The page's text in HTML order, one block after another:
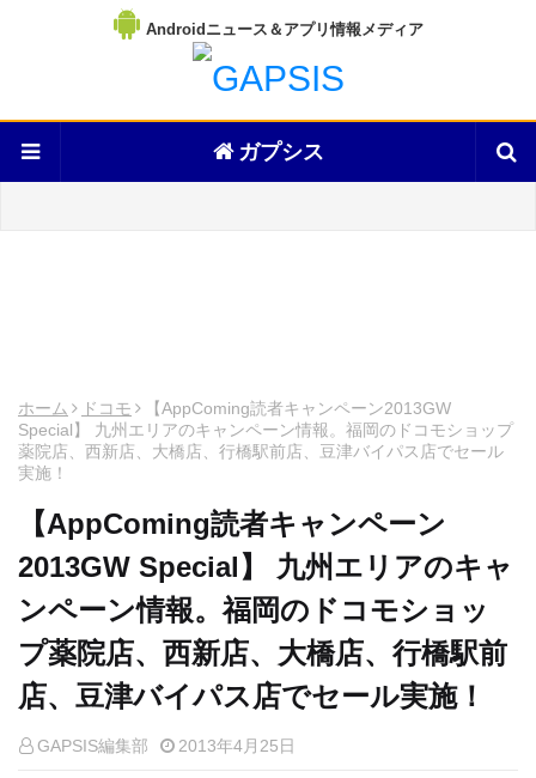
Androidニュース＆アプリ情報メディア
ガプシス
ホーム ドコモ
【AppComing読者キャンペーン2013GW
Special】 九州エリアのキャンペーン情報。福岡のドコモショップ
薬院店、西新店、大橋店、行橋駅前店、豆津バイパス店でセール
実施！
【AppComing読者キャンペーン
2013GW Special】 九州エリアのキャ
ンペーン情報。福岡のドコモショッ
プ薬院店、西新店、大橋店、行橋駅前
店、豆津バイパス店でセール実施！
GAPSIS編集部 2013年4月25日